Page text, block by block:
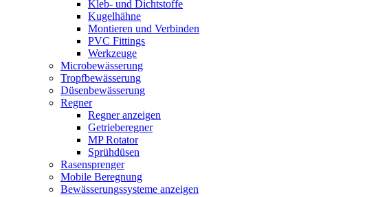
Kleb- und Dichtstoffe
Kugelhähne
Montieren und Verbinden
PVC Fittings
Werkzeuge
Microbewässerung
Tropfbewässerung
Düsenbewässerung
Regner
Regner anzeigen
Getrieberegner
MP Rotator
Sprühdüsen
Rasensprenger
Mobile Beregnung
Bewässerungssysteme anzeigen